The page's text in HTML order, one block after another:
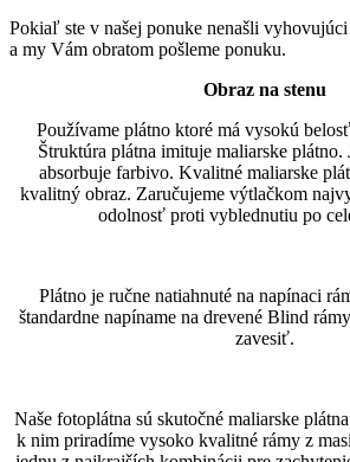
Pokiaľ ste v našej ponuke nenašli vyhovujúci
a my Vám obratom pošleme ponuku.
Obraz na stenu
Používame plátno ktoré má vysokú
Štruktúra plátna imituje maliarske plátno.
absorbuje farbivo. Kvalitné maliarske
kvalitný obraz. Zaručujeme výtlačkom
odolnosť proti vyblednutiu po
Plátno je ručne natiahnuté na napínaci
štandardne napíname na drevené Blind
zavesiť.
Naše fotoplátna sú skutočné maliarske
k nim priradíme vysoko kvalitné rámy z